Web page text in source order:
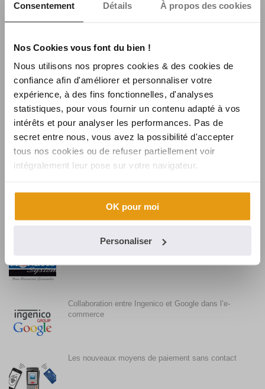
Consentement Détails À propos des cookies
Nos Cookies vous font du bien !
Nous utilisons nos propres cookies & des cookies de
confiance afin d'améliorer et personnaliser votre
expérience, à des fins fonctionnelles, d'analyses
statistiques, pour vous fournir un contenu adapté à vos
intérêts et pour analyser les performances. Pas de
secret entre nous, vous avez la possibilité d'accepter
tous nos cookies ou de refuser partiellement voir
intégralement leur pose sur votre navigateur.
OK pour moi
Personaliser
La faible utilisation du sans contact en France et son
évolution
Synalcom souhaite la bienvenue à Karine
Synalcom, fournisseur de solutions et services
monétiques pour BURGER KING
Collaboration entre Ingenico et Google dans l’e-
commerce
Les nouveaux moyens de paiement sans contact